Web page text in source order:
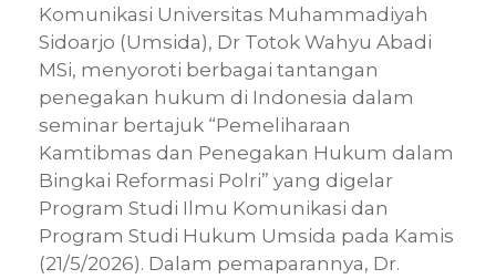
Komunikasi Universitas Muhammadiyah
Sidoarjo (Umsida), Dr Totok Wahyu Abadi
MSi, menyoroti berbagai tantangan
penegakan hukum di Indonesia dalam
seminar bertajuk “Pemeliharaan
Kamtibmas dan Penegakan Hukum dalam
Bingkai Reformasi Polri” yang digelar
Program Studi Ilmu Komunikasi dan
Program Studi Hukum Umsida pada Kamis
(21/5/2026). Dalam pemaparannya, Dr.